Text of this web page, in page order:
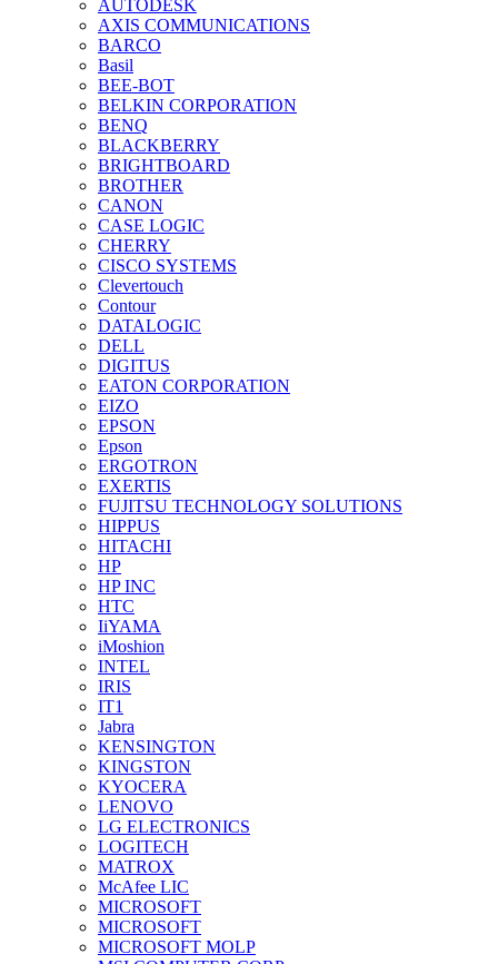
AUTODESK
AXIS COMMUNICATIONS
BARCO
Basil
BEE-BOT
BELKIN CORPORATION
BENQ
BLACKBERRY
BRIGHTBOARD
BROTHER
CANON
CASE LOGIC
CHERRY
CISCO SYSTEMS
Clevertouch
Contour
DATALOGIC
DELL
DIGITUS
EATON CORPORATION
EIZO
EPSON
Epson
ERGOTRON
EXERTIS
FUJITSU TECHNOLOGY SOLUTIONS
HIPPUS
HITACHI
HP
HP INC
HTC
IiYAMA
iMoshion
INTEL
IRIS
IT1
Jabra
KENSINGTON
KINGSTON
KYOCERA
LENOVO
LG ELECTRONICS
LOGITECH
MATROX
McAfee LIC
MICROSOFT
MICROSOFT
MICROSOFT MOLP